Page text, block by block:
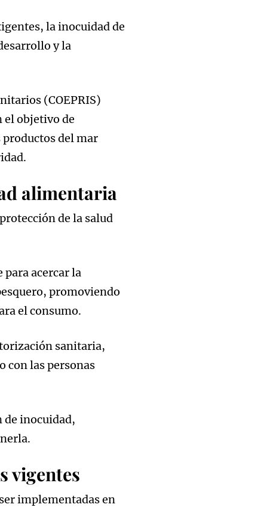
la inocuidad de
y la
(COEPRIS)
el objetivo de
del mar
alimentaria
de la salud
para acercar la
promoviendo
el consumo.
sanitaria,
con las personas
de inocuidad,
vigentes
implementadas en